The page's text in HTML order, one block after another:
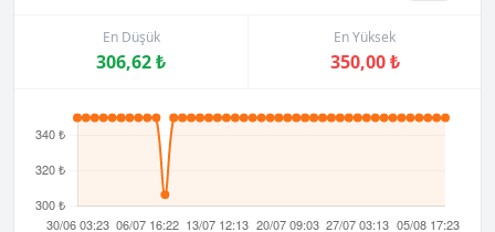
En Düşük
306,62 ₺
En Yüksek
350,00 ₺